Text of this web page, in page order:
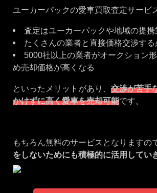
ユーカーパックの愛車買取査定サービ
査定はユーカーパックや地域の提
たくさんの業者と直接価格交渉する
5000社以上の業者がオークション
め売却価格が高くなる
といったメリットがあり、 交渉が苦手
かけずに高く愛車を売却可能です。
もちろん無料のサービスとなりますの
をしないためにも積極的に活用してい